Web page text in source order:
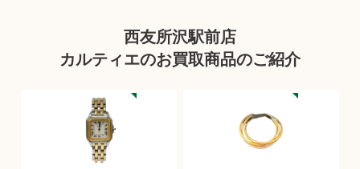
西友所沢駅前店
カルティエのお買取商品のご紹介